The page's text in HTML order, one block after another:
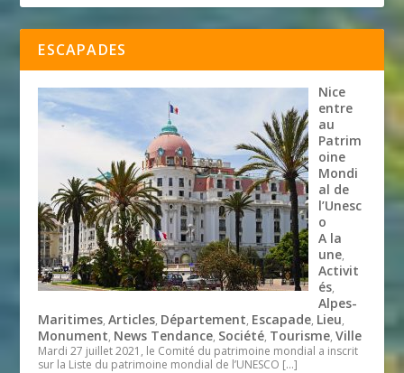
ESCAPADES
Nice
entre
au
Patrim
oine
Mondi
al de
l’Unesc
o
A la
une,
Activit
és,
Alpes-
Maritimes,Articles, Département, Escapade, Lieu,
Monument, News Tendance, Société, Tourisme,Ville
Mardi 27 juillet 2021, le Comité du patrimoine mondial a inscrit
sur la Liste du patrimoine mondial de l’UNESCO […]